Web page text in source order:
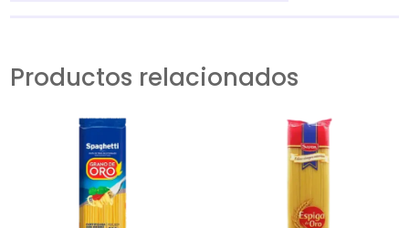
Productos relacionados